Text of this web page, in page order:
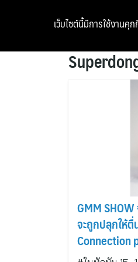
GMM
จะถูกปลุกให้
Connection
CONCERT
เว็บไซต์นี้มีการใช้งานคุ